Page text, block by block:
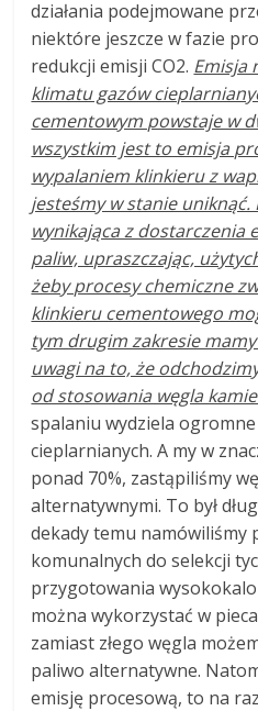
działania podejmowane
niektóre jeszcze w fazie
redukcji emisji CO2. Emisja
klimatu gazów
cementowym powstaje w
wszystkim jest to emisja
wypalaniem klinkieru z
jesteśmy w stanie
wynikająca z dostarczenia
paliw, upraszczając,
żeby procesy chemiczne
klinkieru cementowego
tym drugim zakresie
uwagi na to, że
od stosowania węgla
spalaniu wydziela
cieplarnianych. A my w
ponad 70%, zastąpiliśmy
alternatywnymi. To był
dekady temu namówiliśmy
komunalnych do selekcji
przygotowania
można wykorzystać w
zamiast złego węgla
paliwo alternatywne.
emisję procesową, to na